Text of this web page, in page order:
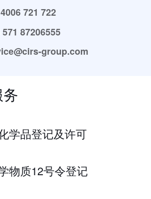
721 722
87206555
group.com
学品登记及许可
物质12号令登记